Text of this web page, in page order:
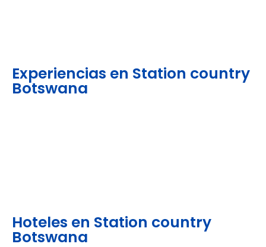
Experiencias en Station country
Botswana
Hoteles en Station country
Botswana